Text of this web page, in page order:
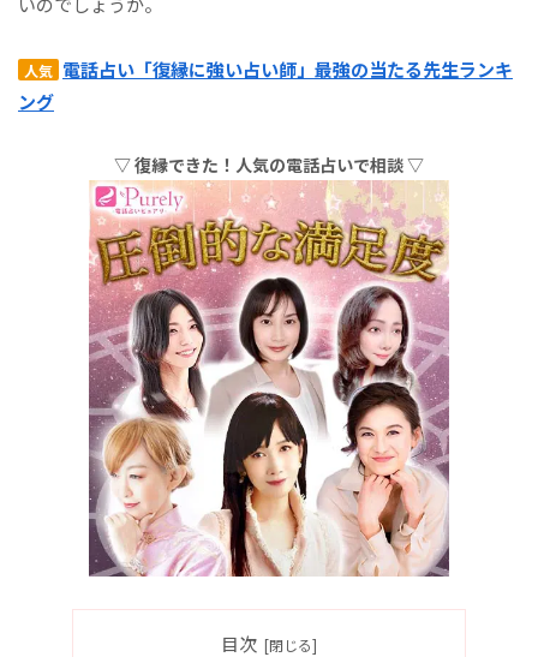
人気 電話占い「復縁に強い占い師」最強の当たる先生ランキ
ング
▽ 復縁できた！人気の電話占いで相談 ▽
目次